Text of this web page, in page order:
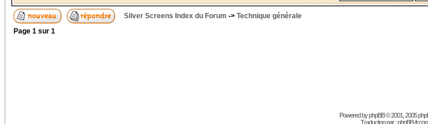
Silver Screens Index du Forum -> Technique générale
Page 1 sur 1
Powered byphpBB© 2001, 2005
Traduction par :phpBB-